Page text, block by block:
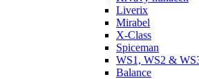
Liverix
Mirabel
X-Class
Spiceman
WS1, WS2 &
Balance